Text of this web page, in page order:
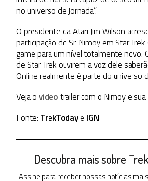
no universo de Jornada”.
O presidente da Atari Jim Wilson
participação do Sr. Nimoy em Star
game para um nível totalmente novo.
de Star Trek ouvirem a voz dele
Online realmente é parte do universo
Veja ovideotrailer com o Nimoy e sua
Fonte: TrekTodaye IGN
Descubra mais sobre
Assine para receber nossas notícias